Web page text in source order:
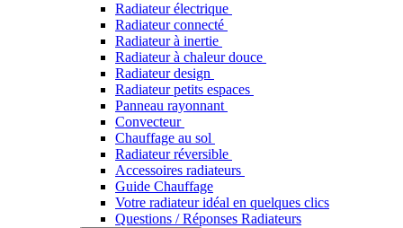
Radiateur électrique
Radiateur connecté
Radiateur à inertie
Radiateur à chaleur douce
Radiateur design
Radiateur petits espaces
Panneau rayonnant
Convecteur
Chauffage au sol
Radiateur réversible
Accessoires radiateurs
Guide Chauffage
Votre radiateur idéal en quelques clics
Questions / Réponses Radiateurs